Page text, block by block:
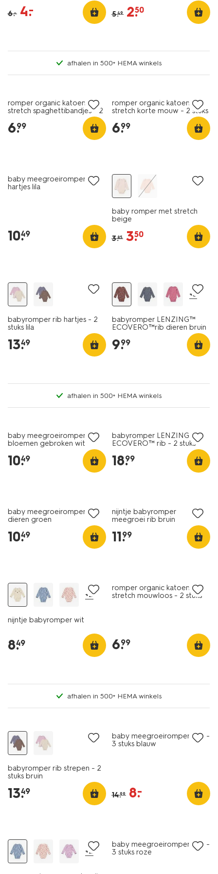
6.– 4.
– 5.49 2.
50
afhalen in 500+ HEMA winkels
romper organic katoen
stretch spaghettibandjes - 2
6.
99
romper organic katoen
stretch korte mouw - 2 stuks
6.
99
baby meegroeiromper rib
hartjes lila
10.
49
baby romper met stretch
beige
3.85 3.
50
babyromper rib hartjes - 2
stuks lila
13.
49
+3
babyromper LENZING™
ECOVERO™rib dieren bruin
9.
99
afhalen in 500+ HEMA winkels
baby meegroeiromper rib
bloemen gebroken wit
10.
49
babyromper LENZING™
ECOVERO™ rib - 2 stuks
18.
99
baby meegroeiromper rib
dieren groen
10.
49
nijntje babyromper
meegroei rib bruin
11.
99
+2
nijntje babyromper wit
8.
49
romper organic katoen
stretch mouwloos - 2 stuks
6.
99
afhalen in 500+ HEMA winkels
babyromper rib strepen - 2
stuks bruin
13.
49
3 stuks
baby meegroeirompers rib -
3 stuks blauw
14.99 8.
–
+2
baby meegroeirompers rib -
3 stuks roze